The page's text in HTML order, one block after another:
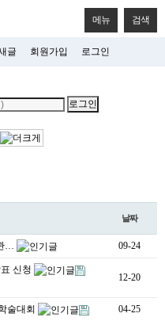
메뉴 검색
글 회원가입 로그인
날짜
… 09-24
신청
12-20
술대회 04-25